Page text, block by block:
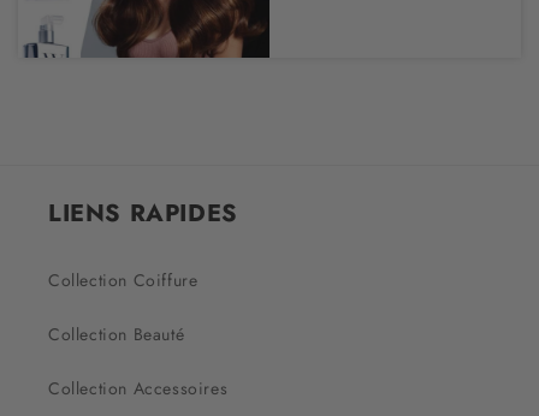
LIENS RAPIDES
Collection Coiffure
Collection Beauté
Collection Accessoires